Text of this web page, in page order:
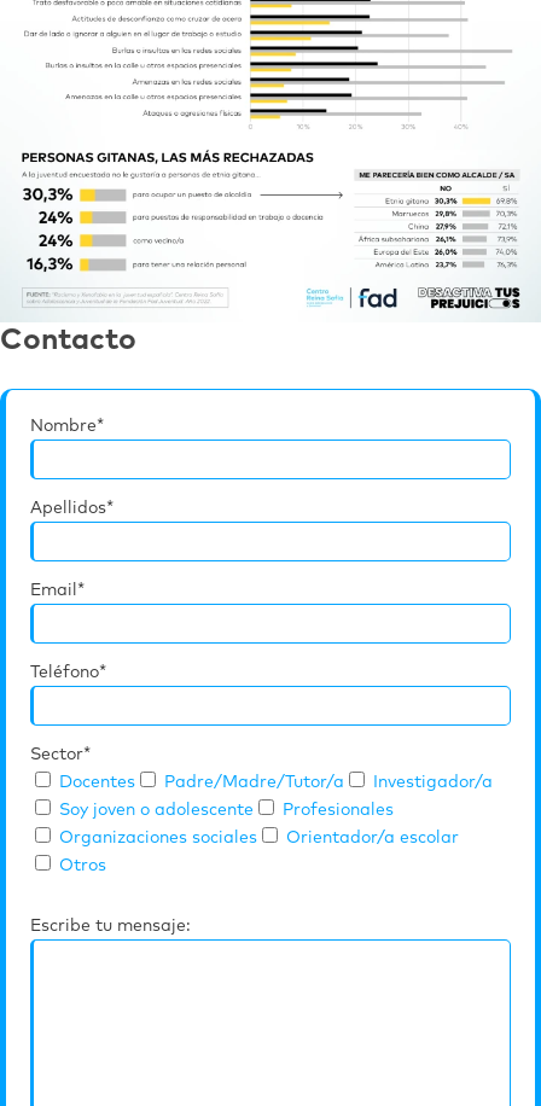
Contacto
Nombre*
Apellidos*
Email*
Teléfono*
Sector*
Docentes
Padre/Madre/Tutor/a
Investigador/a
Soy joven o adolescente
Profesionales
Organizaciones sociales
Orientador/a escolar
Otros
Escribe tu mensaje: